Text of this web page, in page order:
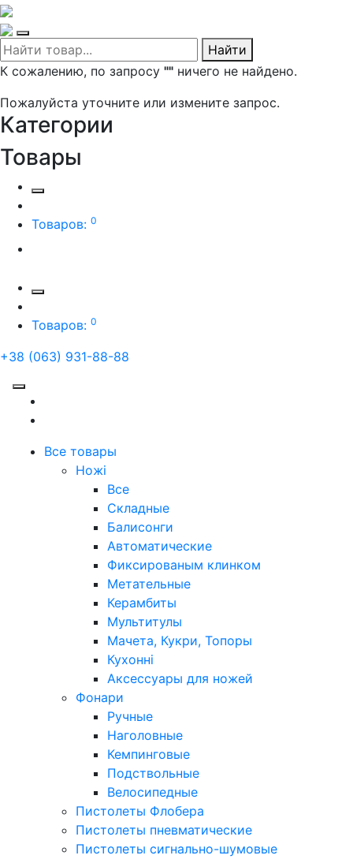
Найти
К сожалению, по запросу "" ничего не найдено.
Пожалуйста уточните или измените запрос.
Категории
Товары
Товаров: 0
Товаров: 0
+38 (063) 931-88-88
Все товары
Ножі
Все
Складные
Балисонги
Автоматические
Фиксированым клинком
Метательные
Керамбиты
Мультитулы
Мачета, Кукри, Топоры
Кухонні
Аксессуары для ножей
Фонари
Ручные
Наголовные
Кемпинговые
Подствольные
Велосипедные
Пистолеты Флобера
Пистолеты пневматические
Пистолеты сигнально-шумовые